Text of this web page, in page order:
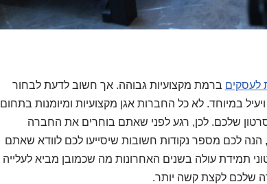
לעסקים ברמת מקצועיות גבוהה. אך חשוב לדעת לבחור
במיוחד. לא כל החברות אגן מקצועיות ומיומנות בתחום
שלכם. לכן, רגע לפני שאתם בוחרים את החברה
לכם מספר נקודות חשובות שיסייעו לכם לוודא שאתם
תמידת עולה בשנים האחרונות מה שכמובן מביא לעלייה
שלכם לקצת קשה יותר.